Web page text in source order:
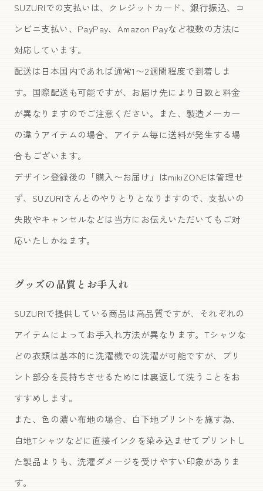
SUZURIでの支払いは、クレジットカード、銀行振込、コ
ンビニ支払い、PayPay、Amazon Payなど複数の方法に
対応しています。
配送は日本国内であれば通常1〜2週間程度で到着しま
す。国際配送も可能ですが、お届け先により日数と料金
が異なりますのでご注意ください。また、製造メーカー
の違うアイテムの場合、アイテム毎に送料が発生する場
合もございます。
デザイン登録後の「購入〜お届け」はmikiZONEは管理せ
ず、SUZURIさんとのやりとりとなりますので、支払いの
失敗やキャンセルなどは当方にお伝えいただいてもご対
応いたしかねます。
グッズの品質とお手入れ
SUZURIで提供している商品は高品質ですが、それぞれの
アイテムによってお手入れ方法が異なります。Tシャツな
どの衣類は基本的に洗濯機での洗濯が可能ですが、プリ
ント部分を長持ちさせるためには裏返して洗うことをお
すすめします。
また、色の濃い布地の場合、白下地プリントを施す為、
白地Tシャツなどに直接インクを染み込ませてプリントし
た製品よりも、洗濯ダメージを受けやすい印象がありま
す。